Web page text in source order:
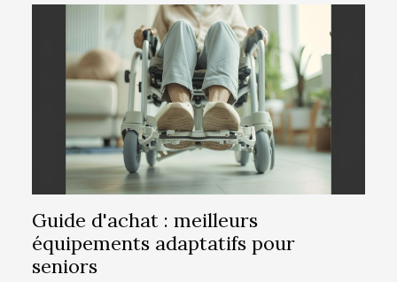
Guide d'achat : meilleurs
équipements adaptatifs pour
seniors